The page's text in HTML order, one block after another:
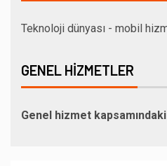
Teknoloji dünyası - mobil
GENEL HIZMETLER
Genel hizmet